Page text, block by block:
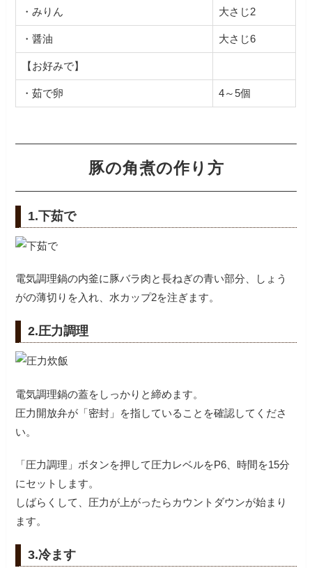
・みりん 大さじ2
・醤油 大さじ6
【お好みで】
・茹で卵 4～5個
豚の角煮の作り方
1.下茹で
電気調理鍋の内釜に豚バラ肉と長ねぎの青い部分、しょう
がの薄切りを入れ、水カップ2を注ぎます。
2.圧力調理
電気調理鍋の蓋をしっかりと締めます。
圧力開放弁が「密封」を指していることを確認してくださ
い。
「圧力調理」ボタンを押して圧力レベルをP6、時間を15分
にセットします。
しばらくして、圧力が上がったらカウントダウンが始まり
ます。
3.冷ます